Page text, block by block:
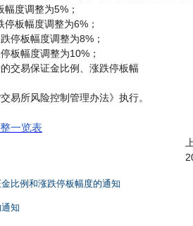
幅度调整为5% ；
停板幅度调整为6% ；
跌停板幅度调整为8% ；
停板幅度调整为10% ；
交易保证金比例、涨跌停板幅
易所风险控制管理办法》执行。
一览表
比例和涨跌停板幅度的通知
知